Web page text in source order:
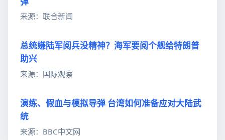
来源：联合新闻
总统嫌陆军阅兵没精神？海军要阅个舰给特朗普
助兴
来源：国际观察
演练、假血与模拟导弹 台湾如何准备应对大陆武
统
来源：BBC中文网